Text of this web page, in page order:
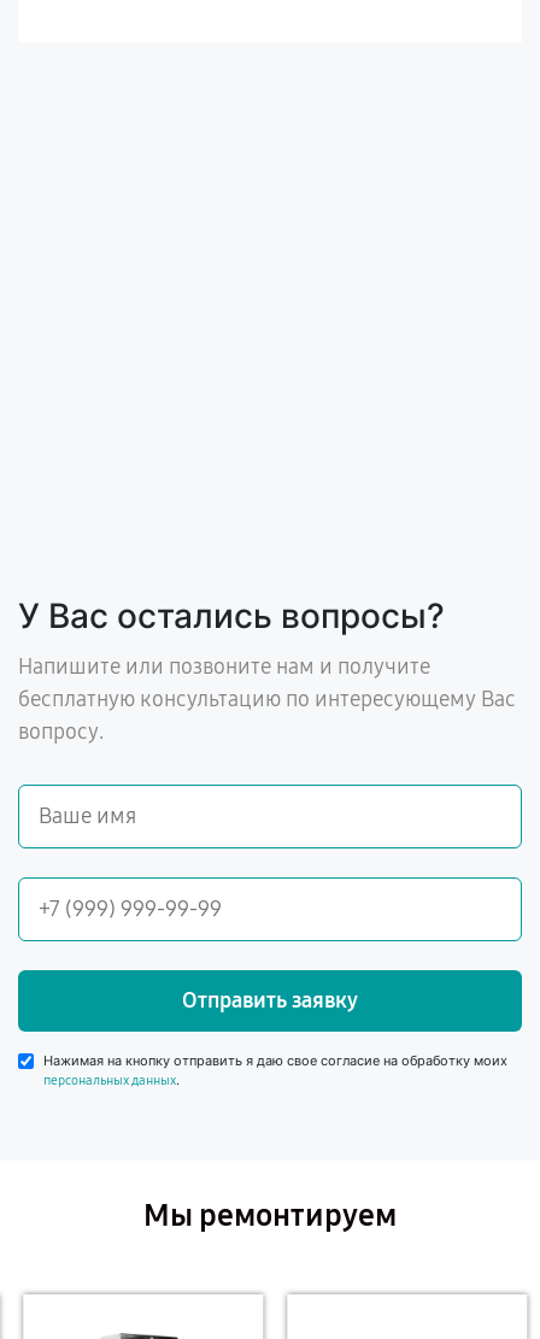
У Вас остались вопросы?
Напишите или позвоните нам и получите
бесплатную консультацию по интересующему Вас
вопросу.
Отправить заявку
Нажимая на кнопку отправить я даю свое согласие на обработку моих
персональных данных.
Мы ремонтируем